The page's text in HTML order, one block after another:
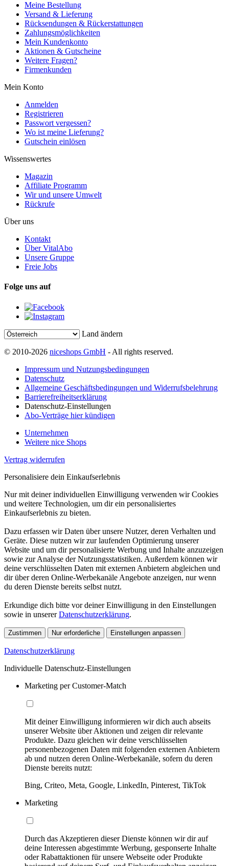
Meine Bestellung
Versand & Lieferung
Rücksendungen & Rückerstattungen
Zahlungsmöglichkeiten
Mein Kundenkonto
Aktionen & Gutscheine
Weitere Fragen?
Firmenkunden
Mein Konto
Anmelden
Registrieren
Passwort vergessen?
Wo ist meine Lieferung?
Gutschein einlösen
Wissenswertes
Magazin
Affiliate Programm
Wir und unsere Umwelt
Rückrufe
Über uns
Kontakt
Über VitalAbo
Unsere Gruppe
Freie Jobs
Folge uns auf
Land ändern
© 2010-2026 niceshops GmbH - All rights reserved.
Impressum und Nutzungsbedingungen
Datenschutz
Allgemeine Geschäftsbedingungen und Widerrufsbelehrung
Barrierefreiheitserklärung
Datenschutz-Einstellungen
Abo-Verträge hier kündigen
Unternehmen
Weitere nice Shops
Vertrag widerrufen
Personalisiere dein Einkaufserlebnis
Nur mit deiner individuellen Einwilligung verwenden wir Cookies
und weitere Technologien, um dir ein personalisiertes
Einkaufserlebnis zu bieten.
Dazu erfassen wir Daten über unsere Nutzer, deren Verhalten und
Geräte. Diese nutzen wir zur laufenden Optimierung unserer
Website und um dir personalisierte Werbung und Inhalte anzuzeigen
sowie zur Analyse der Nutzungsstatistiken. Außerdem können wir
deine verschlüsselten Daten mit externen Anbietern abgleichen und
dir über deren Online-Werbekanäle Angebote anzeigen, nur wenn
du deren Dienste bereits selbst nutzt.
Erkundige dich bitte vor deiner Einwilligung in den Einstellungen
sowie in unsererDatenschutzerklärung.
Zustimmen Nur erforderliche Einstellungen anpassen
Datenschutzerklärung
Individuelle Datenschutz-Einstellungen
Marketing per Customer-Match
Mit deiner Einwilligung informieren wir dich auch abseits
unserer Website über Aktionen und zeigen dir relevante
Produkte. Dazu gleichen wir deine verschlüsselten
personenbezogenen Daten mit folgenden externen Anbietern
ab und nutzen deren Online-Werbekanäle, sofern du deren
Dienste bereits nutzt:
Bing, Criteo, Meta, Google, LinkedIn, Pinterest, TikTok
Marketing
Durch das Akzeptieren dieser Dienste können wir dir auf
deine Interessen abgestimmte Werbung, gesponserte Inhalte
oder Rabattaktionen für unsere Webseite oder Produkte